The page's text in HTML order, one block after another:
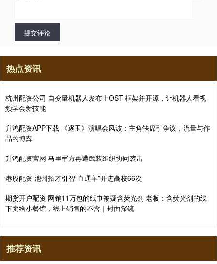
提交评论
热点资讯
杭州配资公司 自变量机器人发布 HOST 框架并开源，让机器人看视
频学会新技能
升鸿配资APP下载 《逐玉》演唱会风波：主角缺席引争议，流量与作
品的博弈
升鸿配资官网 马里军方再遭武装组织协同袭击
港股配资 池州招才引智“直通车”开进高校66次
期货开户配资 网销11万包的纸巾被疑含荧光剂 老板：含荧光剂的线
下卖给小餐馆，线上销售的不含｜封面深镜
推荐资讯